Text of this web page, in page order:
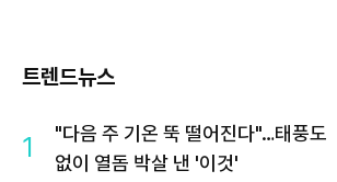
트렌드뉴스
1
"다음 주 기온 뚝 떨어진다"…태풍도
없이 열돔 박살 낸 '이것'